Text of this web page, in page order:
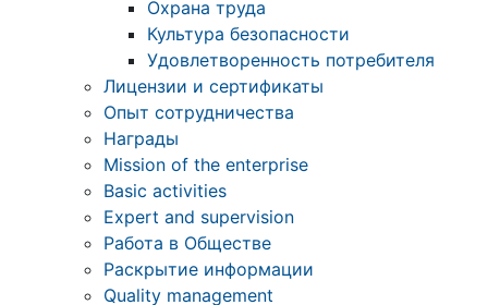
Охрана труда
Культура безопасности
Удовлетворенность потребителя
Лицензии и сертификаты
Опыт сотрудничества
Награды
Mission of the enterprise
Basic activities
Expert and supervision
Работа в Обществе
Раскрытие информации
Quality management